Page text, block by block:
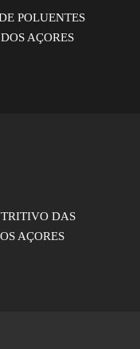
POLUENTES
AÇORES
DAS
AÇORES